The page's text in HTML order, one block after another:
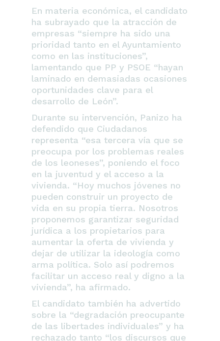
En materia económica, el candidato
ha subrayado que la atracción de
empresas “siempre ha sido una
prioridad tanto en el Ayuntamiento
como en las instituciones”,
lamentando que PP y PSOE “hayan
laminado en demasiadas ocasiones
oportunidades clave para el
desarrollo de León”.
Durante su intervención, Panizo ha
defendido que Ciudadanos
representa “esa tercera vía que se
preocupa por los problemas reales
de los leoneses”, poniendo el foco
en la juventud y el acceso a la
vivienda. “Hoy muchos jóvenes no
pueden construir un proyecto de
vida en su propia tierra. Nosotros
proponemos garantizar seguridad
jurídica a los propietarios para
aumentar la oferta de vivienda y
dejar de utilizar la ideología como
arma política. Solo así podremos
facilitar un acceso real y digno a la
vivienda”, ha afirmado.
El candidato también ha advertido
sobre la “degradación preocupante
de las libertades individuales” y ha
rechazado tanto “los discursos que